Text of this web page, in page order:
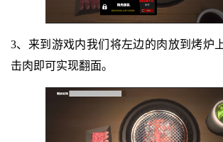
3、来到游戏内我们将左边的肉放到烤炉
击肉即可实现翻面。